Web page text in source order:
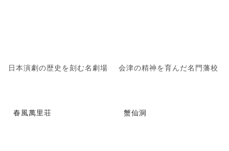
日本演劇の歴史を刻む名劇場 会津の精神を育んだ名門藩校
春風萬里荘 蟹仙洞